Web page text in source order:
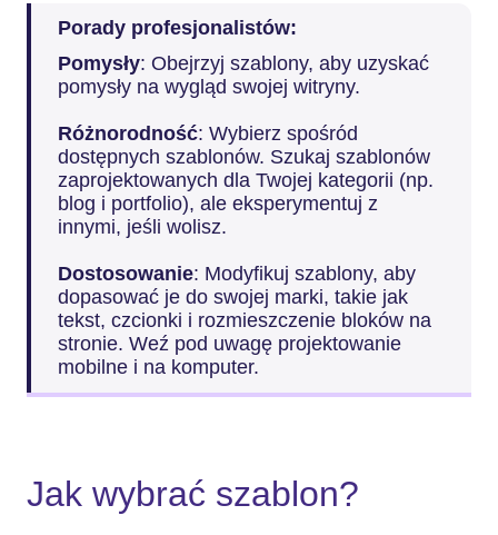
Porady profesjonalistów:
Pomysły: Obejrzyj szablony, aby uzyskać
pomysły na wygląd swojej witryny.
Różnorodność: Wybierz spośród
dostępnych szablonów. Szukaj szablonów
zaprojektowanych dla Twojej kategorii (np.
blog i portfolio), ale eksperymentuj z
innymi, jeśli wolisz.
Dostosowanie: Modyfikuj szablony, aby
dopasować je do swojej marki, takie jak
tekst, czcionki i rozmieszczenie bloków na
stronie. Weź pod uwagę projektowanie
mobilne i na komputer.
Jak wybrać szablon?